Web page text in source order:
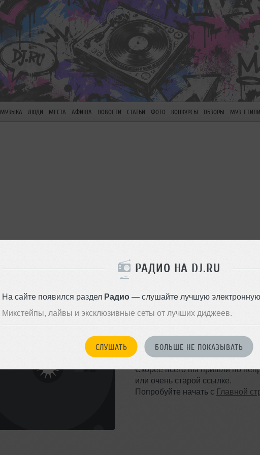
РАДИО НА DJ.RU
На сайте появился раздел Радио— слушайте лучшую электронную
Микстейпы, лайвы и эксклюзивные сеты от лучших диджеев.
СЛУШАТЬ БОЛЬШЕ НЕ ПОКАЗЫВАТЬ
МУЗЫКА ЛЮДИ МЕСТА АФИША НОВОСТИ СТАТЬИ ФОТО КОНКУРСЫ ОБЗОРЫ МУЗ. СТИЛИ
ТАКОЙ
Ошибка 404
Скорее всего вы пришли по
или очень старой ссылке.
Попробуйте начать с Главной